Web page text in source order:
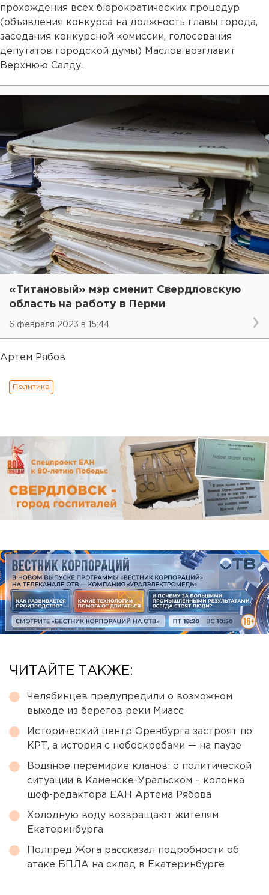
прохождения всех бюрократических процедур
(объявления конкурса на должность главы города,
заседания конкурсной комиссии, голосования
депутатов городской думы) Маслов возглавит
Верхнюю Салду.
«Титановый» мэр сменит Свердловскую
область на работу в Перми
6 февраля 2023 в 15:44
Артем Рябов
Политика
ЧИТАЙТЕ ТАКЖЕ:
Челябинцев предупредили о возможном
выходе из берегов реки Миасс
Исторический центр Оренбурга застроят по
КРТ, а история с небоскребами — на паузе
Водяное перемирие кланов: о политической
ситуации в Каменске-Уральском – колонка
шеф-редактора ЕАН Артема Рябова
Холодную воду возвращают жителям
Екатеринбурга
Полпред Жога рассказал подробности об
атаке БПЛА на склад в Екатеринбурге